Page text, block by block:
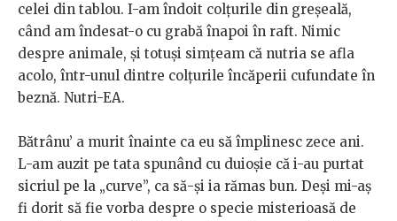
celei din tablou. I-am îndoit colțurile din greșeală,
când am îndesat-o cu grabă înapoi în raft. Nimic
despre animale, și totuși simțeam că nutria se afla
acolo, într-unul dintre colțurile încăperii cufundate în
beznă. Nutri-EA.
Bătrânu’ a murit înainte ca eu să împlinesc zece ani.
L-am auzit pe tata spunând cu duioșie că i-au purtat
sicriul pe la „curve”, ca să-și ia rămas bun. Deși mi-aș
fi dorit să fie vorba despre o specie misterioasă de